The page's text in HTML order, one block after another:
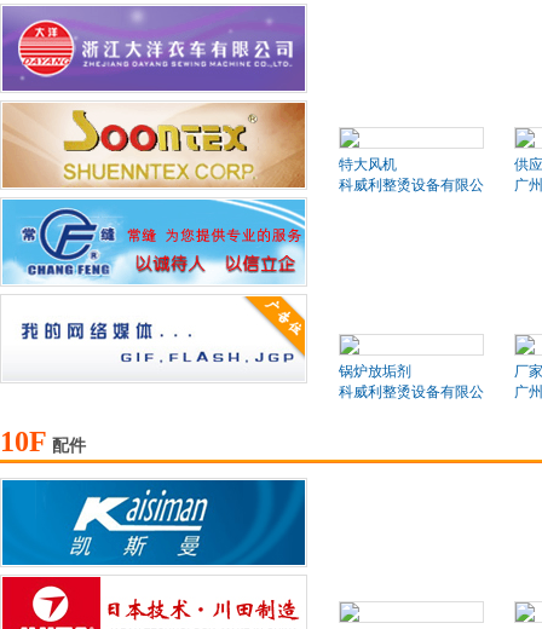
特大风机
科威利整烫设备有限公司
供
广
锅炉放垢剂
科威利整烫设备有限公司
厂
广
10F 配件